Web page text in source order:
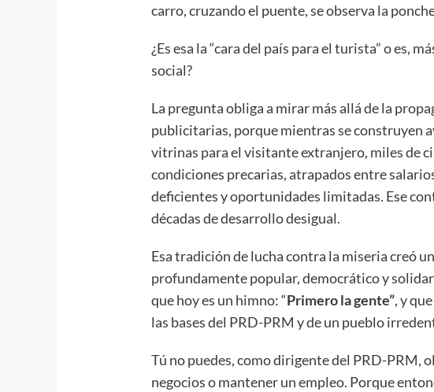
carro, cruzando el puente, se observa la
¿Es esa la “cara del país para el turista” o es,
social?
La pregunta obliga a mirar más allá de la
publicitarias, porque mientras se construyen
vitrinas para el visitante extranjero, miles de
condiciones precarias, atrapados entre
deficientes y oportunidades limitadas. Ese
décadas de desarrollo desigual.
Esa tradición de lucha contra la miseria creó
profundamente popular, democrático y
que hoy es un himno: “Primero la gente”, y
las bases del PRD-PRM y de un pueblo
Tú no puedes, como dirigente del PRD-PRM,
negocios o mantener un empleo. Porque